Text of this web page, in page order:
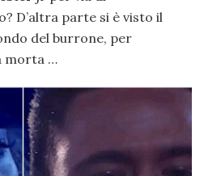
D’altra parte si è visto il
del burrone, per
morta …